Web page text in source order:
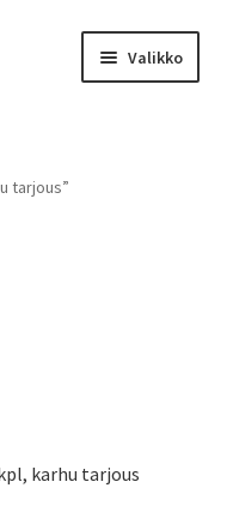
Valikko
tarjous”
karhu tarjous